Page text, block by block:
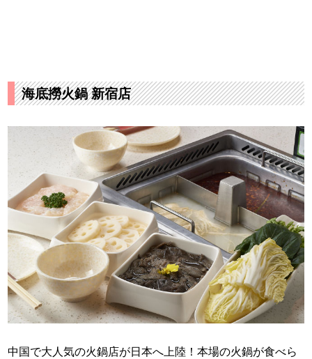
海底撈火鍋 新宿店
中国で大人気の火鍋店が日本へ上陸！本場の火鍋が食べら